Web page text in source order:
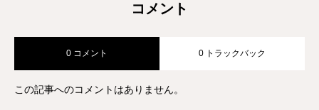
コメント
0 コメント 0 トラックバック
この記事へのコメントはありません。